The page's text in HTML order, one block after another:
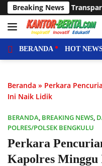
Langsung
ke
konten
Breaking NewsSering
BERANDA HOT
Beranda » Perkara
Ini Naik Lidik
BERANDA, BREAKING NEWS,
POLRES/POLSEK BENGKULU
Perkara
Kapolres